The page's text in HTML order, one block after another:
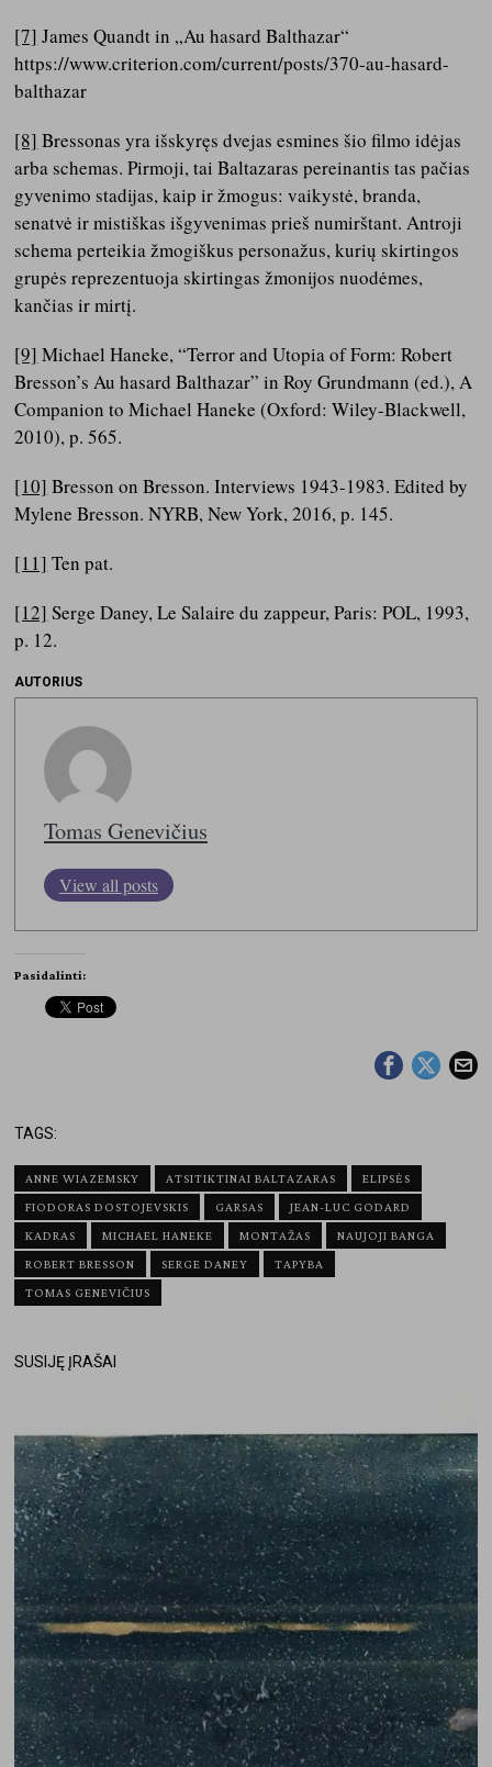
[7] James Quandt in „Au hasard Balthazar“
https://www.criterion.com/current/posts/370-au-hasard-
balthazar
[8] Bressonas yra išskyręs dvejas esmines šio filmo idėjas
arba schemas. Pirmoji, tai Baltazaras pereinantis tas pačias
gyvenimo stadijas, kaip ir žmogus: vaikystė, branda,
senatvė ir mistiškas išgyvenimas prieš numirštant. Antroji
schema perteikia žmogiškus personažus, kurių skirtingos
grupės reprezentuoja skirtingas žmonijos nuodėmes,
kančias ir mirtį.
[9] Michael Haneke, “Terror and Utopia of Form: Robert
Bresson’s Au hasard Balthazar” in Roy Grundmann (ed.), A
Companion to Michael Haneke (Oxford: Wiley-Blackwell,
2010), p. 565.
[10] Bresson on Bresson. Interviews 1943-1983. Edited by
Mylene Bresson. NYRB, New York, 2016, p. 145.
[11] Ten pat.
[12] Serge Daney, Le Salaire du zappeur, Paris: POL, 1993,
p. 12.
AUTORIUS
Tomas Genevičius
View all posts
Pasidalinti:
TAGS:
ANNE WIAZEMSKY ATSITIKTINAI BALTAZARAS
ELIPSĖS
FIODORAS DOSTOJEVSKIS
GARSAS
JEAN-LUC GODARD
KADRAS
MICHAEL HANEKE MONTAŽAS
NAUJOJI BANGA
ROBERT BRESSON
SERGE DANEY
TAPYBA
TOMAS GENEVIČIUS
SUSIJĘ ĮRAŠAI